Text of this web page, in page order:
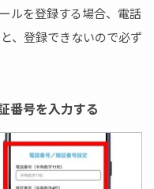
ルを登録する場合、電話
、登録できないので必ず
番号を入力する